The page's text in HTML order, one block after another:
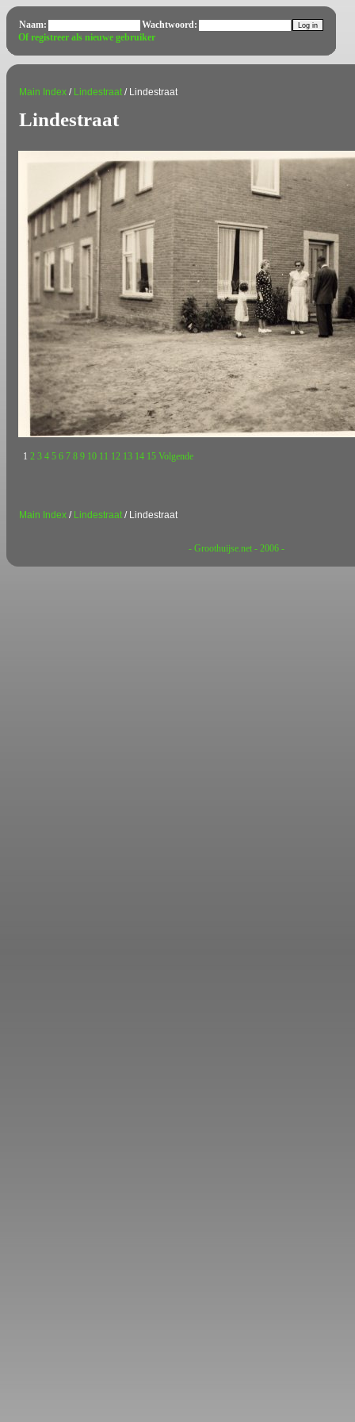
Naam:
Wachtwoord:
Of registreer als nieuwe gebruiker
Main Index / Lindestraat / Lindestraat
Lindestraat
1 2 3 4 5 6 7 8 9 10 11 12 13 14 15 Volgende
Main Index / Lindestraat / Lindestraat
- Groothuijse.net - 2006 -